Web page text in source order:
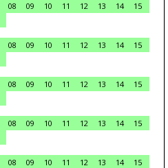
08 09 10 11 12 13 14
15
08 09 10 11 12 13 14
15
08 09 10 11 12 13 14
15
08 09 10 11 12 13 14
15
08 09 10 11 12 13 14
15